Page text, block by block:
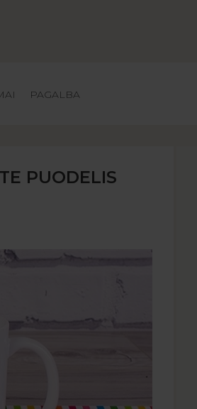
PAGALBA
PUODELIS